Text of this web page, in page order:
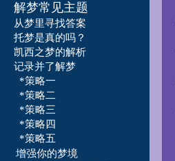
解梦常见主题
从梦里寻找答案
托梦是真的吗？
凯西之梦的解析
记录并了解梦
*策略一
*策略二
*策略三
*策略四
*策略五
增强你的梦境